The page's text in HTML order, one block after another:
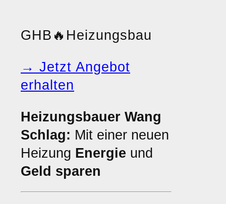
GHB 🔥 Heizungsbau
→ Jetzt Angebot
erhalten
Heizungsbauer Wang
Schlag: Mit einer neuen
Heizung Energie und
Geld sparen